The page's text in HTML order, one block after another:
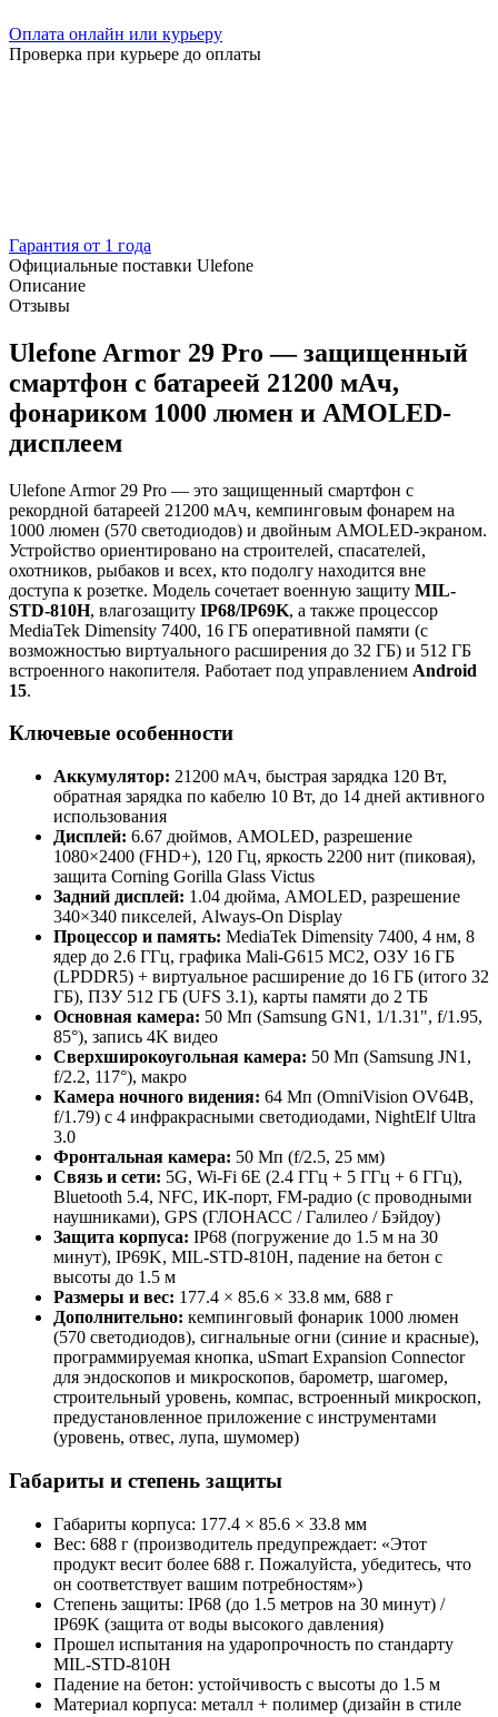
Оплата онлайн или курьеру
Проверка при курьере до оплаты
Гарантия от 1 года
Официальные поставки Ulefone
Описание
Отзывы
Ulefone Armor 29 Pro — защищенный
смартфон с батареей 21200 мАч,
фонариком 1000 люмен и AMOLED-
дисплеем
Ulefone Armor 29 Pro — это защищенный смартфон с
рекордной батареей 21200 мАч, кемпинговым фонарем на
1000 люмен (570 светодиодов) и двойным AMOLED-экраном.
Устройство ориентировано на строителей, спасателей,
охотников, рыбаков и всех, кто подолгу находится вне
доступа к розетке. Модель сочетает военную защиту MIL-
STD-810H, влагозащиту IP68/IP69K, а также процессор
MediaTek Dimensity 7400, 16 ГБ оперативной памяти (с
возможностью виртуального расширения до 32 ГБ) и 512 ГБ
встроенного накопителя. Работает под управлением Android
15.
Ключевые особенности
Аккумулятор: 21200 мАч, быстрая зарядка 120 Вт,
обратная зарядка по кабелю 10 Вт, до 14 дней активного
использования
Дисплей: 6.67 дюймов, AMOLED, разрешение
1080×2400 (FHD+), 120 Гц, яркость 2200 нит (пиковая),
защита Corning Gorilla Glass Victus
Задний дисплей: 1.04 дюйма, AMOLED, разрешение
340×340 пикселей, Always-On Display
Процессор и память: MediaTek Dimensity 7400, 4 нм, 8
ядер до 2.6 ГГц, графика Mali-G615 MC2, ОЗУ 16 ГБ
(LPDDR5) + виртуальное расширение до 16 ГБ (итого 32
ГБ), ПЗУ 512 ГБ (UFS 3.1), карты памяти до 2 ТБ
Основная камера: 50 Мп (Samsung GN1, 1/1.31", f/1.95,
85°), запись 4K видео
Сверхширокоугольная камера: 50 Мп (Samsung JN1,
f/2.2, 117°), макро
Камера ночного видения: 64 Мп (OmniVision OV64B,
f/1.79) с 4 инфракрасными светодиодами, NightElf Ultra
3.0
Фронтальная камера: 50 Мп (f/2.5, 25 мм)
Связь и сети: 5G, Wi‑Fi 6E (2.4 ГГц + 5 ГГц + 6 ГГц),
Bluetooth 5.4, NFC, ИК‑порт, FM‑радио (с проводными
наушниками), GPS (ГЛОНАСС / Галилео / Бэйдоу)
Защита корпуса: IP68 (погружение до 1.5 м на 30
минут), IP69K, MIL‑STD‑810H, падение на бетон с
высоты до 1.5 м
Размеры и вес: 177.4 × 85.6 × 33.8 мм, 688 г
Дополнительно: кемпинговый фонарик 1000 люмен
(570 светодиодов), сигнальные огни (синие и красные),
программируемая кнопка, uSmart Expansion Connector
для эндоскопов и микроскопов, барометр, шагомер,
строительный уровень, компас, встроенный микроскоп,
предустановленное приложение с инструментами
(уровень, отвес, лупа, шумомер)
Габариты и степень защиты
Габариты корпуса: 177.4 × 85.6 × 33.8 мм
Вес: 688 г (производитель предупреждает: «Этот
продукт весит более 688 г. Пожалуйста, убедитесь, что
он соответствует вашим потребностям»)
Степень защиты: IP68 (до 1.5 метров на 30 минут) /
IP69K (защита от воды высокого давления)
Прошел испытания на ударопрочность по стандарту
MIL-STD-810H
Падение на бетон: устойчивость с высоты до 1.5 м
Материал корпуса: металл + полимер (дизайн в стиле